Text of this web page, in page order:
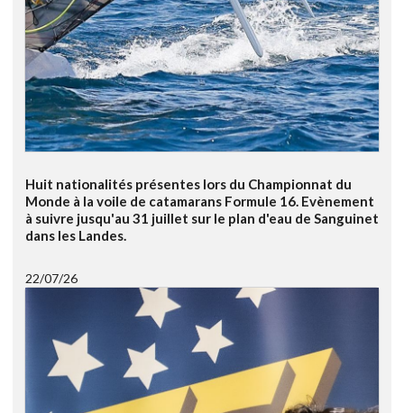
Huit nationalités présentes lors du Championnat du
Monde à la voile de catamarans Formule 16. Evènement
à suivre jusqu'au 31 juillet sur le plan d'eau de Sanguinet
dans les Landes.
22/07/26